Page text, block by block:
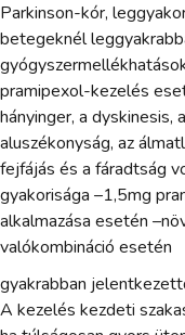
Parkinson-kór,
betegeknél
pramipexol-kezelés
hányinger, a dyskinesis,
aluszékonyság, az
fejfájás és a fáradtság
gyakorisága –1,5mg
alkalmazása esetén
valókombináció esetén
gyakrabban
A kezelés kezdeti